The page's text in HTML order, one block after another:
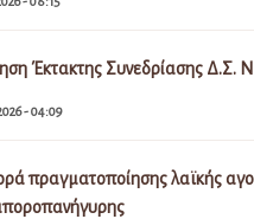
Έκτακτης Συνεδρίασης Δ.Σ.
- 04:09
πραγματοποίησης λαϊκής